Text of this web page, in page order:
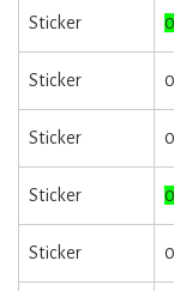
Sticker
Sticker
Sticker
Sticker
Sticker